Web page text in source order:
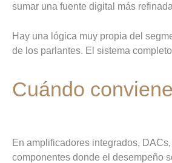
sumar una fuente digital más
Hay una lógica muy propia del
de los parlantes. El sistema
Cuándo
En amplificadores integrados,
componentes donde el desempeño